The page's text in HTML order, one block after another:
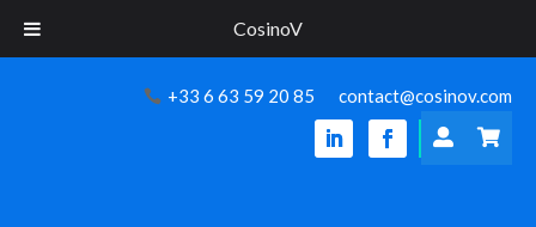
CosinoV
+33 6 63 59 20 85 contact@cosinov.com
 